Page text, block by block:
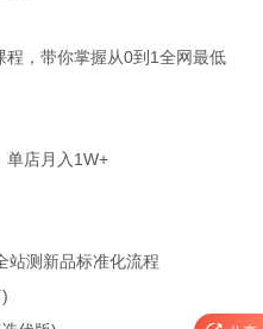
，带你掌握从0到1全网最低
单店月入1W+
站测新品标准化流程